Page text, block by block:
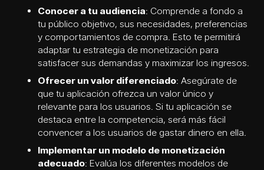
Conocer a tu audiencia: Comprende a fondo a
tu público objetivo, sus necesidades, preferencias
y comportamientos de compra. Esto te permitirá
adaptar tu estrategia de monetización para
satisfacer sus demandas y maximizar los ingresos.
Ofrecer un valor diferenciado: Asegúrate de
que tu aplicación ofrezca un valor único y
relevante para los usuarios. Si tu aplicación se
destaca entre la competencia, será más fácil
convencer a los usuarios de gastar dinero en ella.
Implementar un modelo de monetización
adecuado: Evalúa los diferentes modelos de